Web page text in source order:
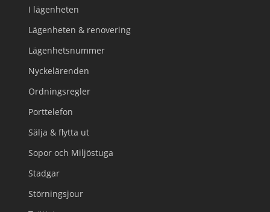
I lägenheten
Lägenheten & renovering
Lägenhetsnummer
Nyckelärenden
Ordningsregler
Porttelefon
Sälja & flytta ut
Sopor och Miljöstuga
Stadgar
Störningsjour